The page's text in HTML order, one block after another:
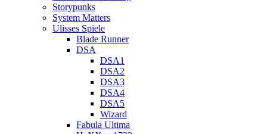
Storypunks
System Matters
Ulisses Spiele
Blade Runner
DSA
DSA1
DSA2
DSA3
DSA4
DSA5
Wizard
Fabula Ultima